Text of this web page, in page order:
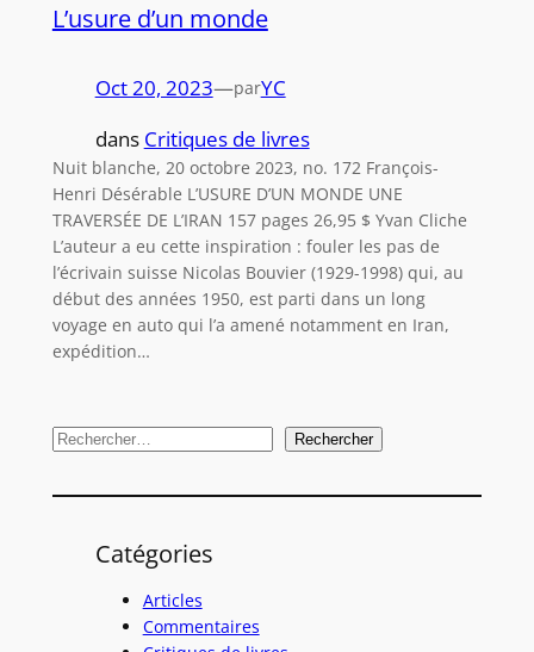
L’usure d’un monde
Oct 20, 2023—parYC
dans Critiques de livres
Nuit blanche, 20 octobre 2023, no. 172 François-
Henri Désérable L’USURE D’UN MONDE UNE
TRAVERSÉE DE L’IRAN 157 pages 26,95 $ Yvan Cliche
L’auteur a eu cette inspiration : fouler les pas de
l’écrivain suisse Nicolas Bouvier (1929-1998) qui, au
début des années 1950, est parti dans un long
voyage en auto qui l’a amené notamment en Iran,
expédition…
R
c
Rechercher
Catégories
Articles
Commentaires